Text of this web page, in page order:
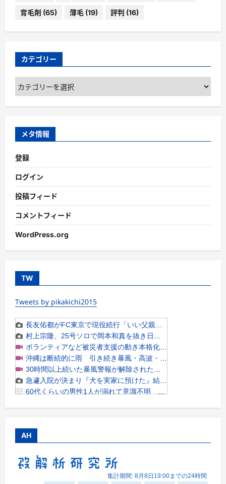
育毛剤 (65) 薄毛 (19) 評判 (16)
カテゴリー
カ
テ
ゴ
ー
メタ情報
登録
ログイン
投稿フィード
コメントフィード
WordPress.org
TW
Tweets by pikakichi2015
AH